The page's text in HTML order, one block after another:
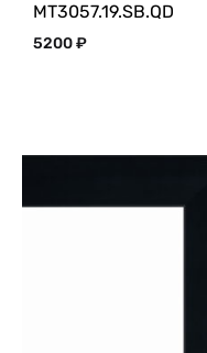
MT3057.19.SB.QD
5200₽